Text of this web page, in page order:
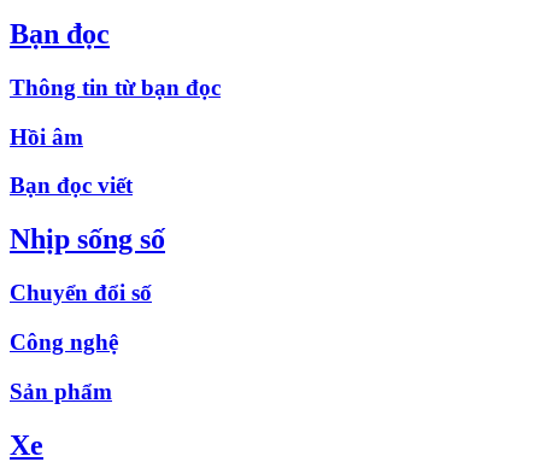
Bạn đọc
Thông tin từ bạn đọc
Hồi âm
Bạn đọc viết
Nhịp sống số
Chuyển đổi số
Công nghệ
Sản phẩm
Xe